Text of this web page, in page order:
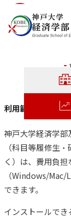
経済
利用範囲
神戸大学経済学部
（科目等履修生
く）は、費用負
（Windows/
できます。
インストールで